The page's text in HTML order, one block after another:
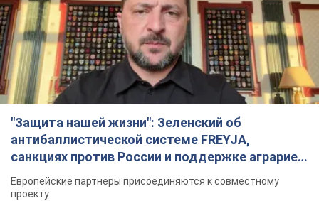
"Защита нашей жизни": Зеленский об
антибаллистической системе FREYJA,
санкциях против России и поддержке аграриев.
Видео
Европейские партнеры присоединяются к совместному
проекту